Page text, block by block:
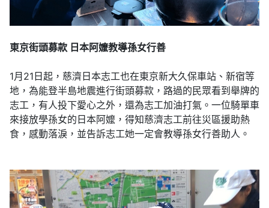
東京街頭募款 日本阿嬤教導孫女行善
1月21日起，慈濟日本志工也在東京新大久保車站、新宿等
地，為能登半島地震進行街頭募款，路過的民眾看到舉牌的
志工，有人投下愛心之外，還為志工加油打氣。一位騎單車
來接放學孫女的日本阿嬤，得知慈濟志工前往災區援助熱
食，感動落淚，並告訴志工她一定會教導孫女行善助人。